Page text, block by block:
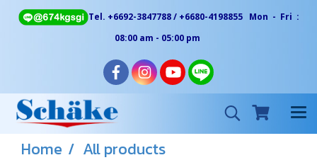
Tel. +6692-3847788 / +6680-4198855 Mon - Fri :
08:00 am - 05:00 pm
Home
All products